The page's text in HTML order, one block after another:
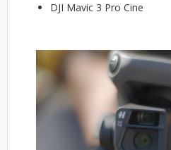
DJI Mavic 3 Pro Cine